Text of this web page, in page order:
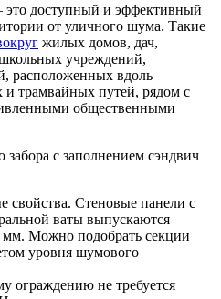
доступный и эффективный
от уличного шума. Такие
жилых домов, дач,
учреждений,
расположенных вдоль
и трамвайных путей, рядом с
общественными
забора с заполнением сэндвич
свойства. Стеновые панели с
ваты выпускаются
Можно подобрать секции
уровня шумового
ограждению не требуется